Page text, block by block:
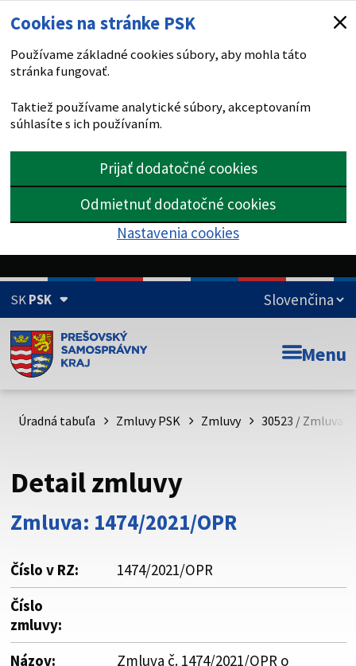
Cookies na stránke PSK
Používame základné cookies súbory, aby mohla táto
stránka fungovať.
Taktiež používame analytické súbory, akceptovaním
súhlasíte s ich používaním.
Prijať dodatočné cookies
Odmietnuť dodatočné cookies
Nastavenia cookies
SKPSK
Doména psk.sk je oficiálna
Toto je oficiálna webová stránka Prešovského
psk.sk.
Buďte pozorní a vždy sa uistite, že zdieľate informácie iba
cez zabezpečenú webovú stránku. Zabezpečená stránka
vždy začína https:// pred názvom domény webového sídla.
Menu
Úradná tabuľa Zmluvy PSK Zmluvy 30523 / Zmluva
Detail zmluvy
Zmluva: 1474/2021/OPR
Číslo v RZ:
1474/2021/OPR
Číslo
zmluvy:
Názov:
Zmluva č. 1474/2021/OPR o